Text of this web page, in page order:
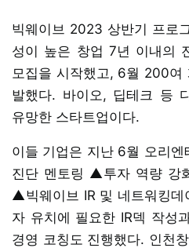
빅웨이브 2023 상반기 프로
성이 높은 창업 7년 이내의
모집을 시작했고, 6월 200여
발했다. 바이오, 딥테크 등
유망한 스타트업이다.
이들 기업은 지난 6월 오리
진단 멘토링 ▲투자 역량 강
▲빅웨이브 IR 및 네트워킹데
자 유치에 필요한 IR덱 작성
경영 코칭도 진행했다. 인천